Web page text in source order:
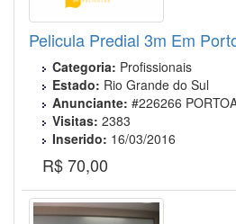
Pelicula Predial 3m Em
Categoria: Profissionais
Estado: Rio Grande do Sul
Anunciante: #226266
Visitas: 2383
Inserido: 16/03/2016
R$ 70,00